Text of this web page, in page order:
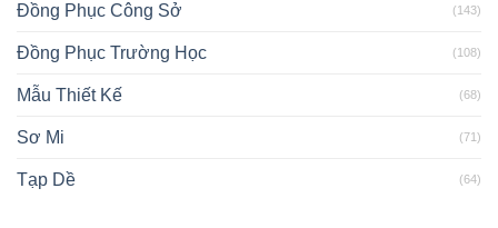
Đồng Phục Công Sở (143)
Đồng Phục Trường Học (108)
Mẫu Thiết Kế (68)
Sơ Mi (71)
Tạp Dề (64)